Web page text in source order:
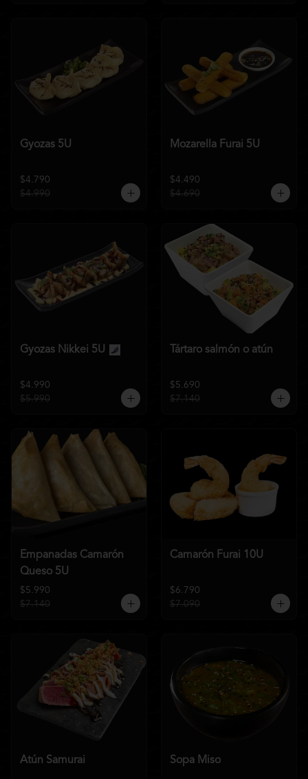
Gyozas 5U
$4.790
$4.990
Mozarella Furai 5U
$4.490
$4.690
Gyozas Nikkei 5U
$4.990
$5.990
Tártaro salmón o atún
$5.690
$7.140
Empanadas Camarón
Queso 5U
$5.990
$7.140
Camarón Furai 10U
$6.790
$7.090
Atún Samurai Sopa Miso